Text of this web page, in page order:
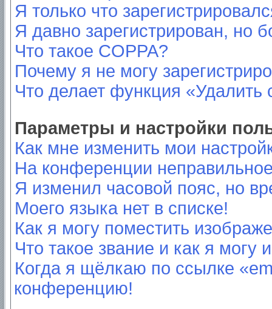
Я только что
Я давно зарегистрирован, но
Что такое COPPA?
Почему я не могу
Что делает функция
Параметры и настройки
Как мне изменить мои
На конференции
Я изменил часовой пояс, но
Моего языка нет в списке!
Как я могу поместить
Что такое звание и как я могу
Когда я щёлкаю по ссылке
конференцию!